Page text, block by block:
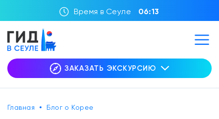
Время в Сеуле 06:13
ЗАКАЗАТЬ ЭКСКУРСИЮ
Главная Блог о Корее